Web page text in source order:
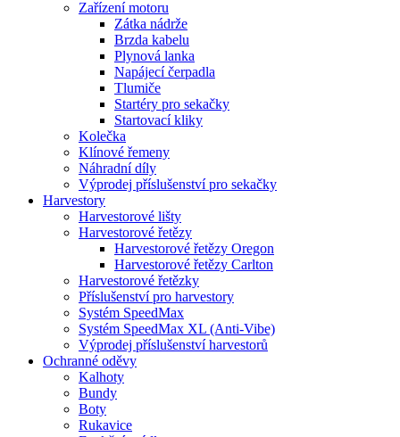
Zařízení motoru
Zátka nádrže
Brzda kabelu
Plynová lanka
Napájecí čerpadla
Tlumiče
Startéry pro sekačky
Startovací kliky
Kolečka
Klínové řemeny
Náhradní díly
Výprodej příslušenství pro sekačky
Harvestory
Harvestorové lišty
Harvestorové řetězy
Harvestorové řetězy Oregon
Harvestorové řetězy Carlton
Harvestorové řetězky
Příslušenství pro harvestory
Systém SpeedMax
Systém SpeedMax XL (Anti-Vibe)
Výprodej příslušenství harvestorů
Ochranné oděvy
Kalhoty
Bundy
Boty
Rukavice